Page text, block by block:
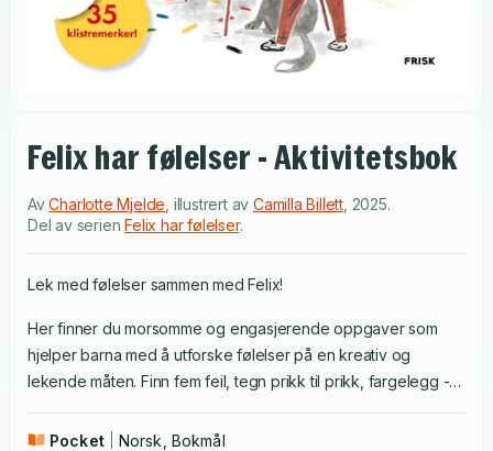
Felix har følelser - Aktivitetsbok
AvCharlotte Mjelde illustrert avCamilla Billett 2025.
Del av serienFelix har følelser.
Lek med følelser sammen med Felix!
Her finner du morsomme og engasjerende oppgaver som
hjelper barna med å utforske følelser på en kreativ og
lekende måten. Finn fem feil, tegn prikk til prikk, fargelegg -
klistremerker. Gøyale aktiviteter uansett hvor du er - hjemme,
Pocket Norsk, Bokmål